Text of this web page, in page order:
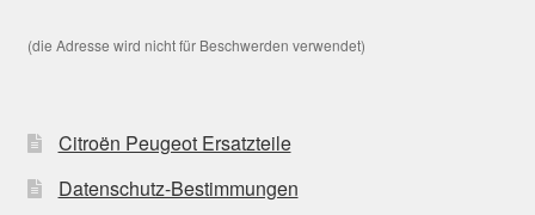
(die Adresse wird nicht für Beschwerden verwendet)
Citroën Peugeot Ersatzteile
Datenschutz-Bestimmungen